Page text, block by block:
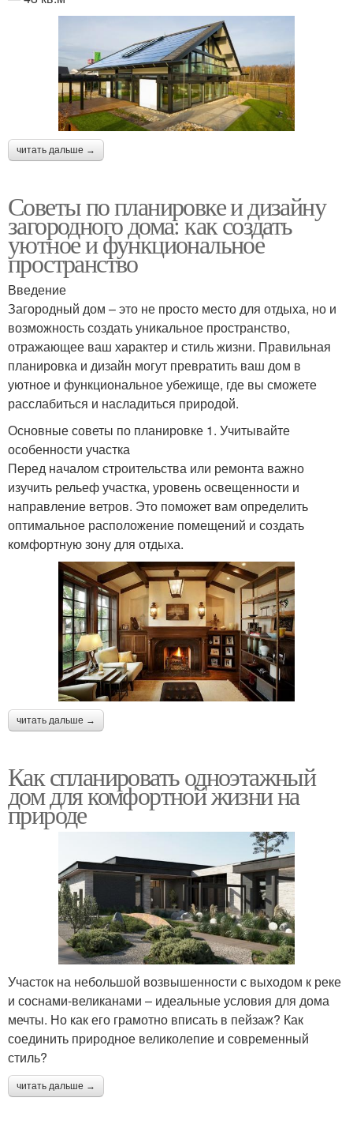
читать дальше →
Советы по планировке и дизайну
загородного дома: как создать
уютное и функциональное
пространство
Введение
Загородный дом – это не просто место для отдыха, но и
возможность создать уникальное пространство,
отражающее ваш характер и стиль жизни. Правильная
планировка и дизайн могут превратить ваш дом в
уютное и функциональное убежище, где вы сможете
расслабиться и насладиться природой.
Основные советы по планировке 1. Учитывайте
особенности участка
Перед началом строительства или ремонта важно
изучить рельеф участка, уровень освещенности и
направление ветров. Это поможет вам определить
оптимальное расположение помещений и создать
комфортную зону для отдыха.
читать дальше →
Как спланировать одноэтажный
дом для комфортной жизни на
природе
Участок на небольшой возвышенности с выходом к реке
и соснами-великанами – идеальные условия для дома
мечты. Но как его грамотно вписать в пейзаж? Как
соединить природное великолепие и современный
стиль?
читать дальше →